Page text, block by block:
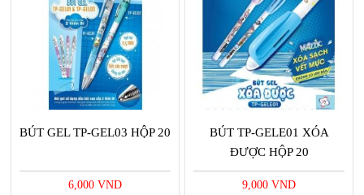
BÚT GEL TP-GEL03 HỘP 20
6,000 VND
BÚT TP-GELE01 XÓA
ĐƯỢC HỘP 20
9,000 VND